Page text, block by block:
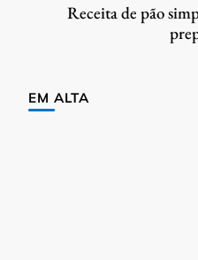
Receita de pão
EM ALTA